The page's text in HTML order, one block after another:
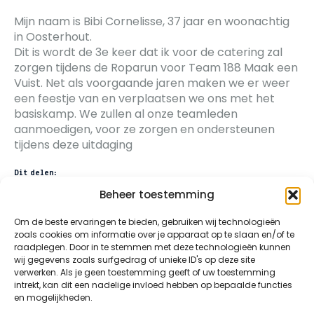
Beheer toestemming
Om de beste ervaringen te bieden, gebruiken wij technologieën
zoals cookies om informatie over je apparaat op te slaan en/of te
raadplegen. Door in te stemmen met deze technologieën kunnen
wij gegevens zoals surfgedrag of unieke ID's op deze site
verwerken. Als je geen toestemming geeft of uw toestemming
intrekt, kan dit een nadelige invloed hebben op bepaalde functies
en mogelijkheden.
Mijn naam is Bibi Cornelisse, 37 jaar en woonachtig
in Oosterhout.
Dit is wordt de 3e keer dat ik voor de catering zal
zorgen tijdens de Roparun voor Team 188 Maak een
Vuist. Net als voorgaande jaren maken we er weer
een feestje van en verplaatsen we ons met het
basiskamp. We zullen al onze teamleden
aanmoedigen, voor ze zorgen en ondersteunen
tijdens deze uitdaging
Dit delen:
X